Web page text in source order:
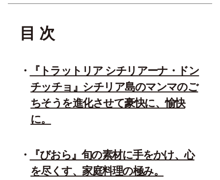
目 次
『トラットリア シチリアーナ・ドン
チッチョ』シチリア島のマンマのご
ちそうを進化させて豪快に、愉快
に。
『びおら』旬の素材に手をかけ、心
を尽くす、家庭料理の極み。